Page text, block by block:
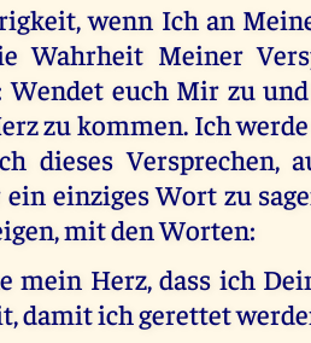
wenn Ich an
Wahrheit Meiner
Wendet euch Mir zu
zu kommen. Ich
dieses Versprechen,
einziges Wort zu
mit den Worten:
mein Herz, dass ich
damit ich gerettet